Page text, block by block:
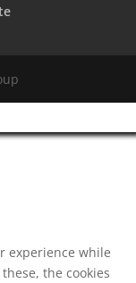
experience while
the cookies